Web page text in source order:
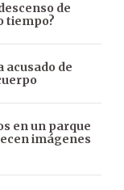
de
tiempo?
acusado de
en un parque
imágenes